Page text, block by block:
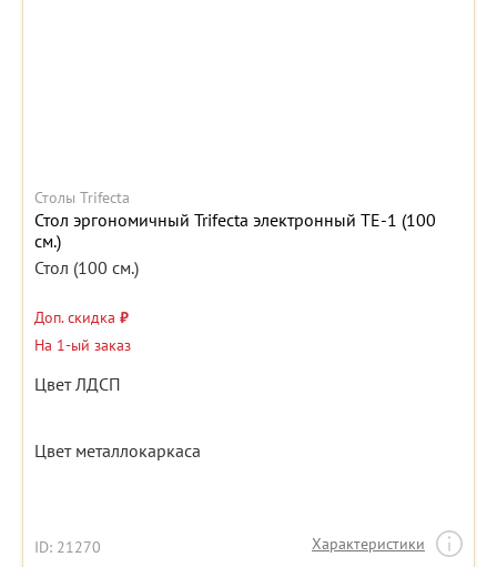
Столы Trifecta
Стол эргономичный Trifecta электронный TE-1 (100
см.)
Стол (100 см.)
Доп. скидка ₽
На 1-ый заказ
Цвет ЛДСП
Цвет металлокаркаса
ID: 21270 Характеристики